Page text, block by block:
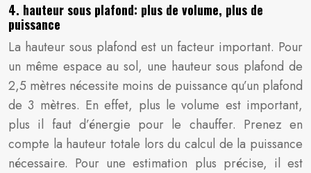
4. hauteur sous plafond: plus de volume, plus de
puissance
La hauteur sous plafond est un facteur important. Pour
un même espace au sol, une hauteur sous plafond de
2,5 mètres nécessite moins de puissance qu’un plafond
de 3 mètres. En effet, plus le volume est important,
plus il faut d’énergie pour le chauffer. Prenez en
compte la hauteur totale lors du calcul de la puissance
nécessaire. Pour une estimation plus précise, il est